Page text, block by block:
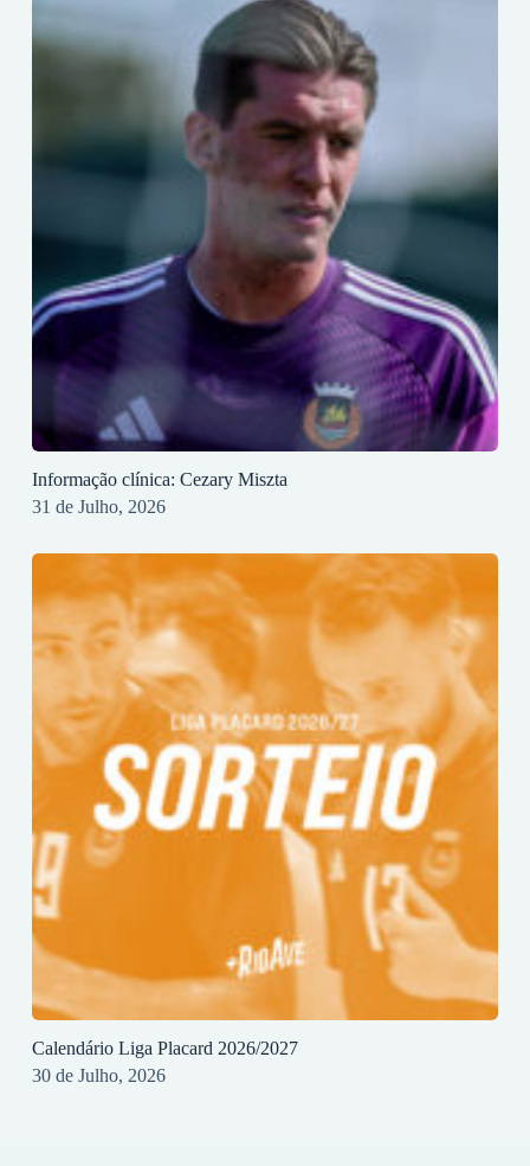
Informação clínica: Cezary Miszta
31 de Julho, 2026
Calendário Liga Placard 2026/2027
30 de Julho, 2026